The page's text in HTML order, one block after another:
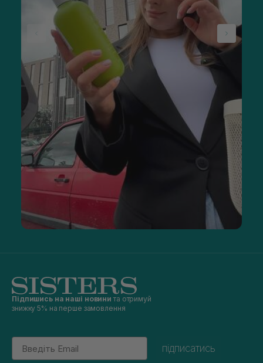
Підпишись на наші новини та отримуй
знижку 5% на перше замовлення
Email
підписатись